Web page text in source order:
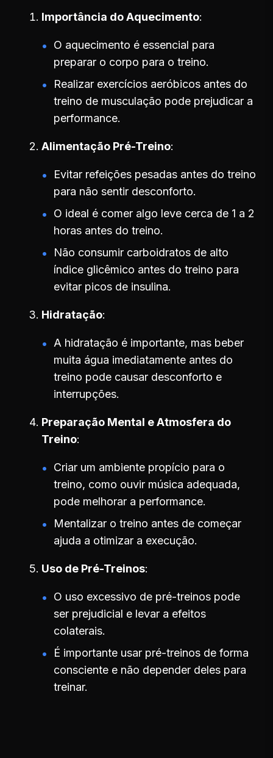
Importância do Aquecimento
O aquecimento é essencial para
preparar o corpo para o treino.
Realizar exercícios aeróbicos antes do
treino de musculação pode prejudicar a
performance.
Alimentação Pré-Treino
Evitar refeições pesadas antes do treino
para não sentir desconforto.
O ideal é comer algo leve cerca de 1 a 2
horas antes do treino.
Não consumir carboidratos de alto
índice glicêmico antes do treino para
evitar picos de insulina.
Hidratação
A hidratação é importante, mas beber
muita água imediatamente antes do
treino pode causar desconforto e
interrupções.
Preparação Mental e Atmosfera do
Treino
Criar um ambiente propício para o
treino, como ouvir música adequada,
pode melhorar a performance.
Mentalizar o treino antes de começar
ajuda a otimizar a execução.
Uso de Pré-Treinos
O uso excessivo de pré-treinos pode
ser prejudicial e levar a efeitos
colaterais.
É importante usar pré-treinos de forma
consciente e não depender deles para
treinar.